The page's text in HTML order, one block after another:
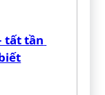
tất tần